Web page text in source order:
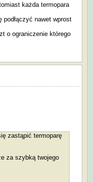
każda termopara
podłączyć nawet wprost
o ograniczenie którego
zastąpić termoparę
za szybką twojego